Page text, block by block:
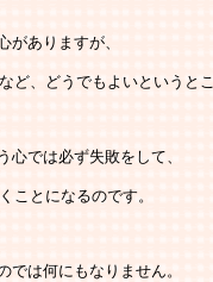
ありますが、
ど、どうでもよいというと
では必ず失敗をして、
ことになるのです。
は何にもなりません。